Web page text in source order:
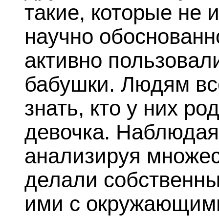
такие, которые не
научно
активно
бабушки. Людям
знать, кто у них
девочка.
анализируя
делали
ими с